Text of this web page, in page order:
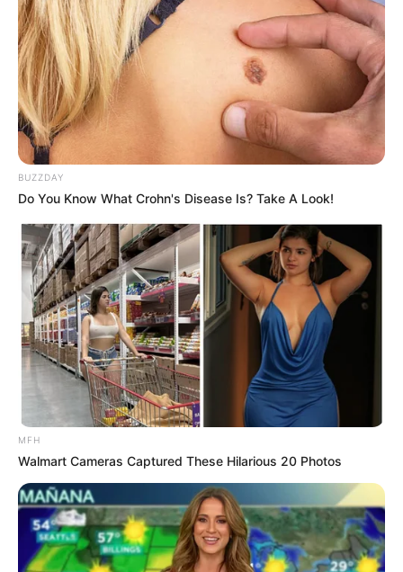
(foto: Instagram/suzu.hirose.official)
Suzu Hirose bisa saja selebriti wanita yang kurang populer di
Jepang. Namun, dengan pengalamannya bermain di film-film
kelas festival, aktingnya patut diperhitungkan. Penggemarnya juga
selalu menantikan karya-karya Suzu selanjutnya.
TAGS AKTRIS MODEL SELEBRITI JEPANG SUZU HIROSE
BUZZDAY
Do You Know What Crohn's Disease Is? Take A Look!
MFH
Walmart Cameras Captured These Hilarious 20 Photos